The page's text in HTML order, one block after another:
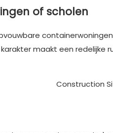
of scholen
maakt een